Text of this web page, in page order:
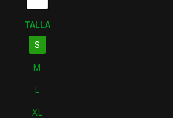
TALLA
S
M
L
XL